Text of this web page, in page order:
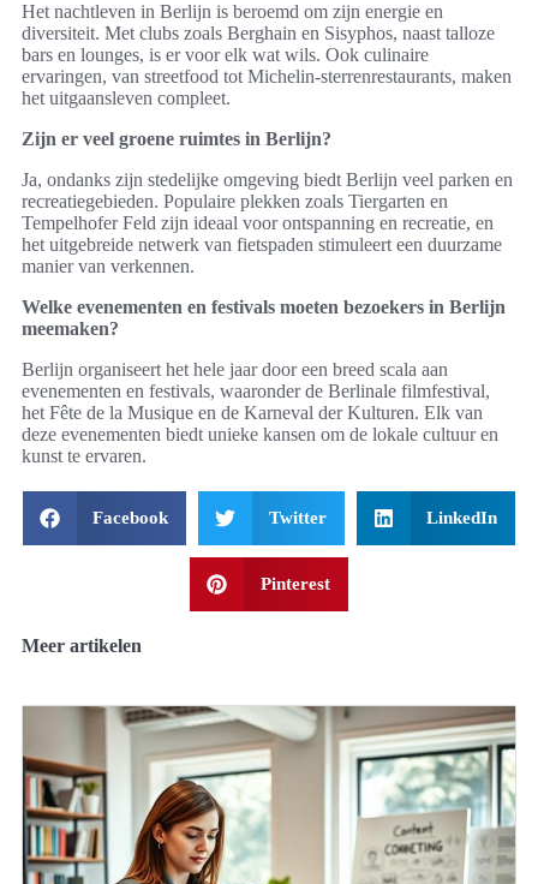
Het nachtleven in Berlijn is beroemd om zijn energie en
diversiteit. Met clubs zoals Berghain en Sisyphos, naast talloze
bars en lounges, is er voor elk wat wils. Ook culinaire
ervaringen, van streetfood tot Michelin-sterrenrestaurants, maken
het uitgaansleven compleet.
Zijn er veel groene ruimtes in Berlijn?
Ja, ondanks zijn stedelijke omgeving biedt Berlijn veel parken en
recreatiegebieden. Populaire plekken zoals Tiergarten en
Tempelhofer Feld zijn ideaal voor ontspanning en recreatie, en
het uitgebreide netwerk van fietspaden stimuleert een duurzame
manier van verkennen.
Welke evenementen en festivals moeten bezoekers in Berlijn
meemaken?
Berlijn organiseert het hele jaar door een breed scala aan
evenementen en festivals, waaronder de Berlinale filmfestival,
het Fête de la Musique en de Karneval der Kulturen. Elk van
deze evenementen biedt unieke kansen om de lokale cultuur en
kunst te ervaren.
Facebook Twitter LinkedIn
Pinterest
Meer artikelen